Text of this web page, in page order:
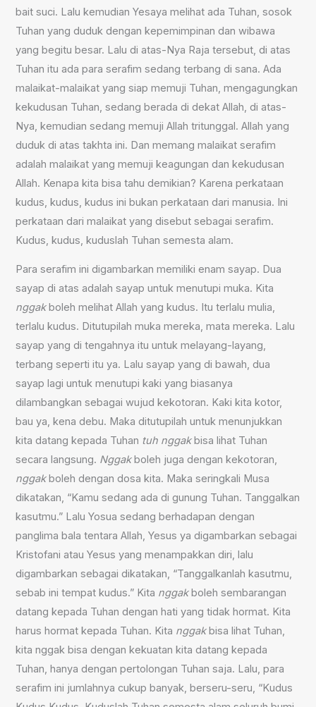
bait suci. Lalu kemudian Yesaya melihat ada Tuhan, sosok
Tuhan yang duduk dengan kepemimpinan dan wibawa
yang begitu besar. Lalu di atas-Nya Raja tersebut, di atas
Tuhan itu ada para serafim sedang terbang di sana. Ada
malaikat-malaikat yang siap memuji Tuhan, mengagungkan
kekudusan Tuhan, sedang berada di dekat Allah, di atas-
Nya, kemudian sedang memuji Allah tritunggal. Allah yang
duduk di atas takhta ini. Dan memang malaikat serafim
adalah malaikat yang memuji keagungan dan kekudusan
Allah. Kenapa kita bisa tahu demikian? Karena perkataan
kudus, kudus, kudus ini bukan perkataan dari manusia. Ini
perkataan dari malaikat yang disebut sebagai serafim.
Kudus, kudus, kuduslah Tuhan semesta alam.
Para serafim ini digambarkan memiliki enam sayap. Dua
sayap di atas adalah sayap untuk menutupi muka. Kita
nggakboleh melihat Allah yang kudus. Itu terlalu mulia,
terlalu kudus. Ditutupilah muka mereka, mata mereka. Lalu
sayap yang di tengahnya itu untuk melayang-layang,
terbang seperti itu ya. Lalu sayap yang di bawah, dua
sayap lagi untuk menutupi kaki yang biasanya
dilambangkan sebagai wujud kekotoran. Kaki kita kotor,
bau ya, kena debu. Maka ditutupilah untuk menunjukkan
kita datang kepada Tuhan tuh nggakbisa lihat Tuhan
secara langsung. Nggakboleh juga dengan kekotoran,
nggakboleh dengan dosa kita. Maka seringkali Musa
dikatakan, “Kamu sedang ada di gunung Tuhan. Tanggalkan
kasutmu.” Lalu Yosua sedang berhadapan dengan
panglima bala tentara Allah, Yesus ya digambarkan sebagai
Kristofani atau Yesus yang menampakkan diri, lalu
digambarkan sebagai dikatakan, “Tanggalkanlah kasutmu,
sebab ini tempat kudus.” Kita nggakboleh sembarangan
datang kepada Tuhan dengan hati yang tidak hormat. Kita
harus hormat kepada Tuhan. Kita nggakbisa lihat Tuhan,
kita nggak bisa dengan kekuatan kita datang kepada
Tuhan, hanya dengan pertolongan Tuhan saja. Lalu, para
serafim ini jumlahnya cukup banyak, berseru-seru, “Kudus